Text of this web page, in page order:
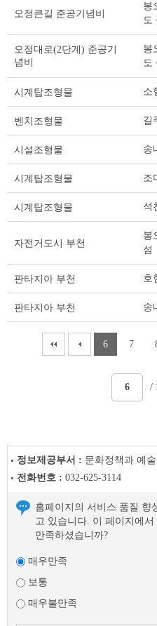
천
공
조
물 리
트
이
오정큰길 준공기념비
봉
도
오정대로(2단계) 준공기
념비
봉
도
시계탑조형물 소
벤치조형물 길
시설조형물 송
시계탑조형물 조
시계탑조형물 석
자전거도시 부천
봉
섬
판타지아 부천 호
판타지아 부천 송
6 7
/
정보제공부서 : 문화정책과 예
전화번호 : 032-625-3114
홈페이지의 서비스 품질 향
고 있습니다. 이 페이지에
만족하셨습니까?
매우만족
보통
매우불만족